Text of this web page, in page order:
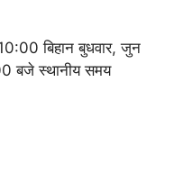
बिहान बुधवार, जुन
बजे स्थानीय समय